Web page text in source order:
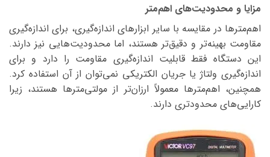
مزایا و محدودیت‌های اهم‌متر
اهم‌مترها در مقایسه با سایر ابزارهای اندازه‌گیری، برای اندازه‌گیری
مقاومت بهینه‌تر و دقیق‌تر هستند، اما محدودیت‌هایی نیز دارند.
این دستگاه فقط قابلیت اندازه‌گیری مقاومت را دارد و برای
اندازه‌گیری ولتاژ یا جریان الکتریکی نمی‌توان از آن استفاده کرد.
همچنین، اهم‌مترها معمولاً ارزان‌تر از مولتی‌مترها هستند، زیرا
کارایی‌های محدودتری دارند.